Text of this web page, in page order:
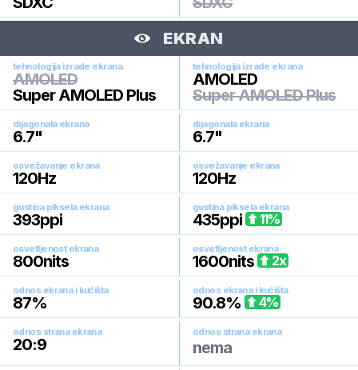
EKRAN
tehnologija izrade ekrana
AMOLED
Super AMOLED Plus
tehnologija izrade ekrana
AMOLED
Super AMOLED Plus
dijagonala ekrana
6.7"
dijagonala ekrana
6.7"
osvežavanje ekrana
120Hz
osvežavanje ekrana
120Hz
gustina piksela ekrana
393ppi
gustina piksela ekrana
435ppi 11%
osvetljenost ekrana
800nits
osvetljenost ekrana
1600nits 2x
odnos ekrana i kućišta
87%
odnos ekrana i kućišta
90.8% 4%
odnos strana ekrana
20:9
odnos strana ekrana
nema